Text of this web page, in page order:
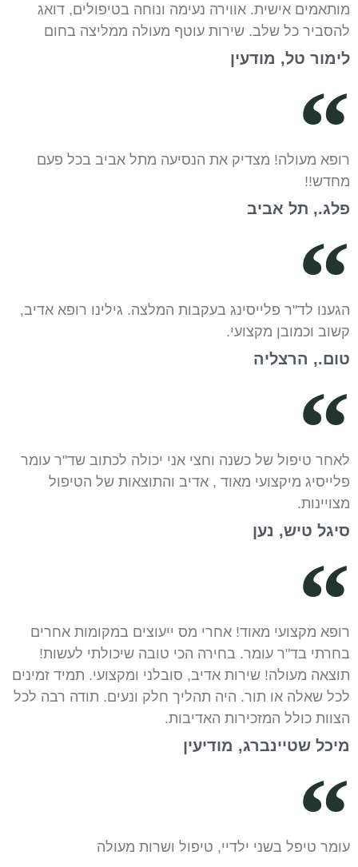
מותאמים אישית. אווירה נעימה ונוחה בטיפולים, דואג
להסביר כל שלב. שירות עוטף מעולה ממליצה בחום
לימור טל, מודעין
רופא מעולה! מצדיק את הנסיעה מתל אביב בכל פעם
מחדש!!
פלג., תל אביב
הגענו לד"ר פלייסינג בעקבות המלצה. גילינו רופא אדיב,
קשוב וכמובן מקצועי.
טום., הרצליה
לאחר טיפול של כשנה וחצי אני יכולה לכתוב שד"ר עומר
פלייסיג מיקצועי מאוד , אדיב והתוצאות של הטיפול
מצויינות.
סיגל טיש, נען
רופא מקצועי מאוד! אחרי מס ייעוצים במקומות אחרים
בחרתי בד"ר עומר. בחירה הכי טובה שיכולתי לעשות!
תוצאה מעולה! שירות אדיב, סובלני ומקצועי. תמיד זמינים
לכל שאלה או תור. היה תהליך חלק ונעים. תודה רבה לכל
הצוות כולל המזכירות האדיבות.
מיכל שטיינברג, מודיעין
עומר טיפל בשני ילדיי, טיפול ושרות מעולה